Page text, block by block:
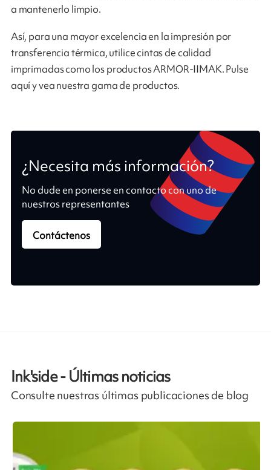
a mantenerlo limpio.
Así, para una mayor excelencia en la impresión por
transferencia térmica, utilice cintas de calidad
imprimadas como los productos ARMOR-IIMAK. Pulse
aquí y vea nuestra gama de productos.
¿Necesita más información?
No dude en ponerse en contacto con uno de
nuestros representantes
Contáctenos
Ink'side - Últimas noticias
Consulte nuestras últimas publicaciones de blog